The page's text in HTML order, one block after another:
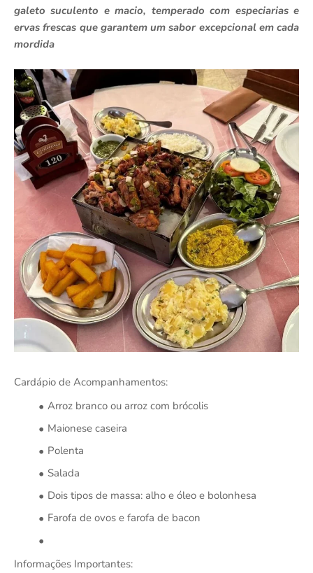
galeto suculento e macio, temperado com especiarias e
ervas frescas que garantem um sabor excepcional em cada
mordida
Cardápio de Acompanhamentos:
Arroz branco ou arroz com brócolis
Maionese caseira
Polenta
Salada
Dois tipos de massa: alho e óleo e bolonhesa
Farofa de ovos e farofa de bacon
Informações Importantes: